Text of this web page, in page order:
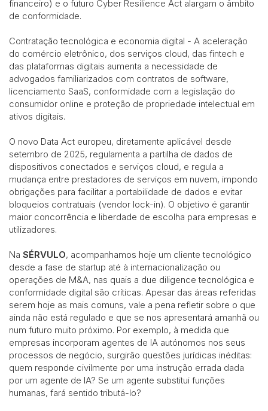
financeiro) e o futuro Cyber Resilience Act alargam o âmbito
de conformidade.
Contratação tecnológica e economia digital - A aceleração
do comércio eletrônico, dos serviços cloud, das fintech e
das plataformas digitais aumenta a necessidade de
advogados familiarizados com contratos de software,
licenciamento SaaS, conformidade com a legislação do
consumidor online e proteção de propriedade intelectual em
ativos digitais.
O novo Data Act europeu, diretamente aplicável desde
setembro de 2025, regulamenta a partilha de dados de
dispositivos conectados e serviços cloud, e regula a
mudança entre prestadores de serviços em nuvem, impondo
obrigações para facilitar a portabilidade de dados e evitar
bloqueios contratuais (vendor lock-in). O objetivo é garantir
maior concorrência e liberdade de escolha para empresas e
utilizadores.
Na SÉRVULO, acompanhamos hoje um cliente tecnológico
desde a fase de startup até à internacionalização ou
operações de M&A, nas quais a due diligence tecnológica e
conformidade digital são críticas. Apesar das áreas referidas
serem hoje as mais comuns, vale a pena refletir sobre o que
ainda não está regulado e que se nos apresentará amanhã ou
num futuro muito próximo. Por exemplo, à medida que
empresas incorporam agentes de IA autónomos nos seus
processos de negócio, surgirão questões jurídicas inéditas:
quem responde civilmente por uma instrução errada dada
por um agente de IA? Se um agente substitui funções
humanas, fará sentido tributá-lo?